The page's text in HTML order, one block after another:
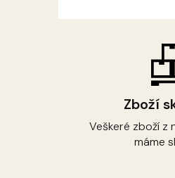
Zboží
Veškeré zboží z
máme